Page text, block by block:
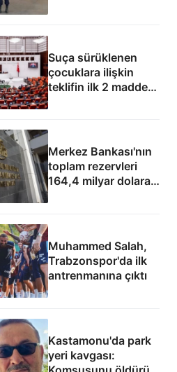
Suça sürüklenen
çocuklara ilişkin
teklifin ilk 2 maddesi
kabul edildi
Merkez Bankası'nın
toplam rezervleri
164,4 milyar dolara
yükseldi
Muhammed Salah,
Trabzonspor'da ilk
antrenmanına çıktı
Kastamonu'da park
yeri kavgası: